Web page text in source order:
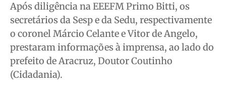
Após diligência na EEEFM Primo Bitti, os
secretários da Sesp e da Sedu, respectivamente
o coronel Márcio Celante e Vitor de Angelo,
prestaram informações à imprensa, ao lado do
prefeito de Aracruz, Doutor Coutinho
(Cidadania).